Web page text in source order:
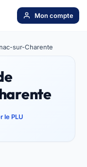
Mon compte
sur-Charente
le PLU